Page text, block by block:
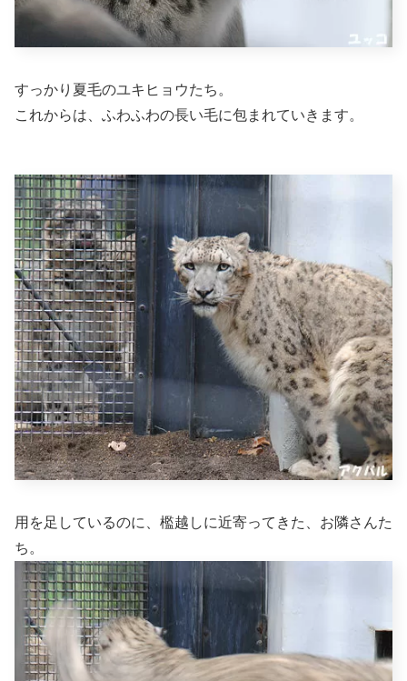
すっかり夏毛のユキヒョウたち。
これからは、ふわふわの長い毛に包まれていきます。
用を足しているのに、檻越しに近寄ってきた、お隣さんた
ち。